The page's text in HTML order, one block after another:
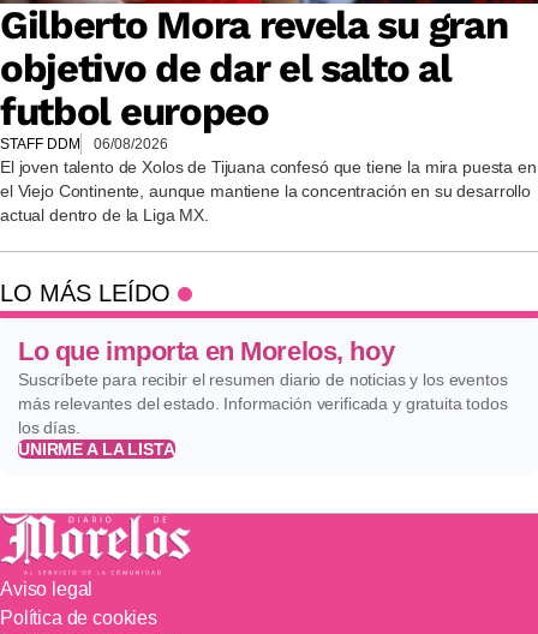
Gilberto Mora revela su gran
objetivo de dar el salto al
futbol europeo
STAFF DDM 06/08/2026
El joven talento de Xolos de Tijuana confesó que tiene la mira puesta en
el Viejo Continente, aunque mantiene la concentración en su desarrollo
actual dentro de la Liga MX.
LO MÁS LEÍDO
Lo que importa en Morelos, hoy
Suscríbete para recibir el resumen diario de noticias y los eventos
más relevantes del estado. Información verificada y gratuita todos
los días.
UNIRME A LA LISTA
Aviso legal
Política de cookies